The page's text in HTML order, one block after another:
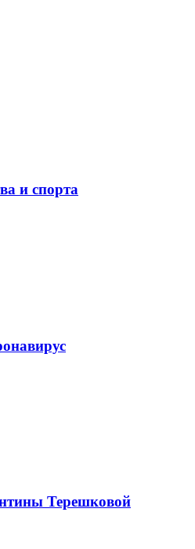
и спорта
Терешковой